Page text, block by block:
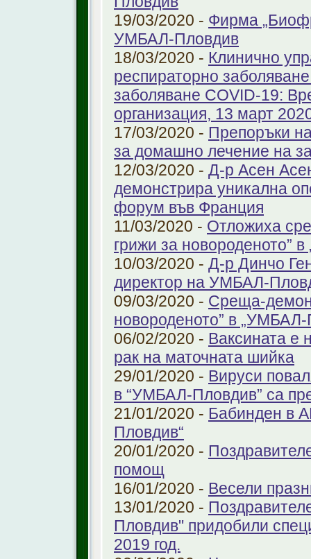
19/03/2020 - Фирма
УМБАЛ-Пловдив
18/03/2020 - Клинично
респираторно
заболяване COVID-19:
организация, 13 март
17/03/2020 - Препоръки
за домашно лечение на
12/03/2020 - Д-р Асен
демонстрира уникална
форум във Франция
11/03/2020 - Отложиха
грижи за новороденото”
10/03/2020 - Д-р Динчо
директор на УМБАЛ-
09/03/2020 - Среща-
новороденото” в „УМБАЛ-
06/02/2020 - Ваксината е
рак на маточната шийка
29/01/2020 - Вируси
в “УМБАЛ-Пловдив” са
21/01/2020 - Бабинден в
Пловдив“
20/01/2020 -
помощ
16/01/2020 - Весели
13/01/2020 -
Пловдив" придобили
2019 год.